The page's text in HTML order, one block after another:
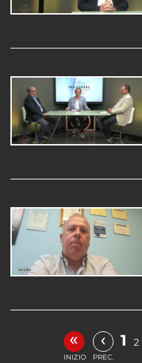
«
INIZIO
‹
PREC.
1 2